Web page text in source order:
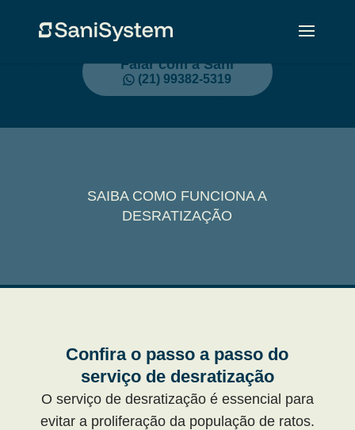
Falar com a Sani
(21) 99382-5319
SAIBA COMO FUNCIONA A
DESRATIZAÇÃO
Confira o passo a passo do
serviço de desratização
O serviço de desratização é essencial para
evitar a proliferação da população de ratos.